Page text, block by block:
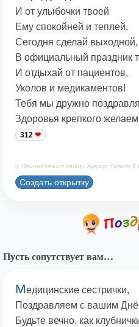
И от улыбочки твоей
Ему спокойней и теплей.
Сегодня сделай выходной,
В официальный праздник
И отдыхай от пациентов,
Уколов и медикаментов!
Тебя мы дружно
Здоровья крепкого
312
© Принадлежит сайту. Автор: Гульпе
Создать открытку
Пусть сопутствует вам…
Медицинские сестрички,
Поздравляем с вашим
Будьте вечно, как